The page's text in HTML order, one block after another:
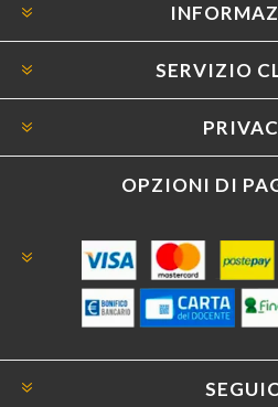
SERVIZIO
OPZIONI DI